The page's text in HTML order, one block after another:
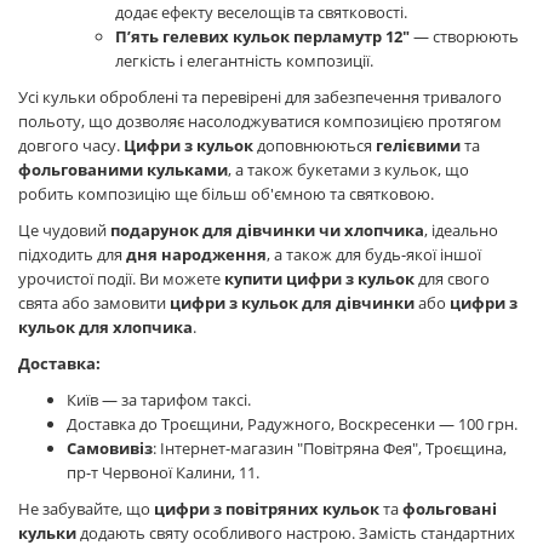
додає ефекту веселощів та святковості.
П’ять гелевих кульок перламутр 12"— створюють
легкість і елегантність композиції.
Усі кульки оброблені та перевірені для забезпечення тривалого
польоту, що дозволяє насолоджуватися композицією протягом
довгого часу. Цифри з кульокдоповнюються гелієвимита
фольгованими кульками, а також букетами з кульок, що
робить композицію ще більш об'ємною та святковою.
Це чудовий подарунок для дівчинки чи хлопчика, ідеально
підходить для дня народження, а також для будь-якої іншої
урочистої події. Ви можете купити цифри з кульокдля свого
свята або замовити цифри з кульок для дівчинкиабо цифри з
кульок для хлопчика.
Доставка:
Київ — за тарифом таксі.
Доставка до Троєщини, Радужного, Воскресенки — 100 грн.
Самовивіз: Інтернет-магазин "Повітряна Фея", Троєщина,
пр-т Червоної Калини, 11.
Не забувайте, що цифри з повітряних кульоктафольговані
кулькидодають святу особливого настрою. Замість стандартних